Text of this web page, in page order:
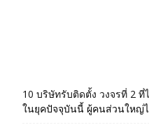
10 บริษัทรับติดตั้ง วงจรที่ 2 ที่
ในยุคปัจจุบันนี้ ผู้คนส่วนใหญ่